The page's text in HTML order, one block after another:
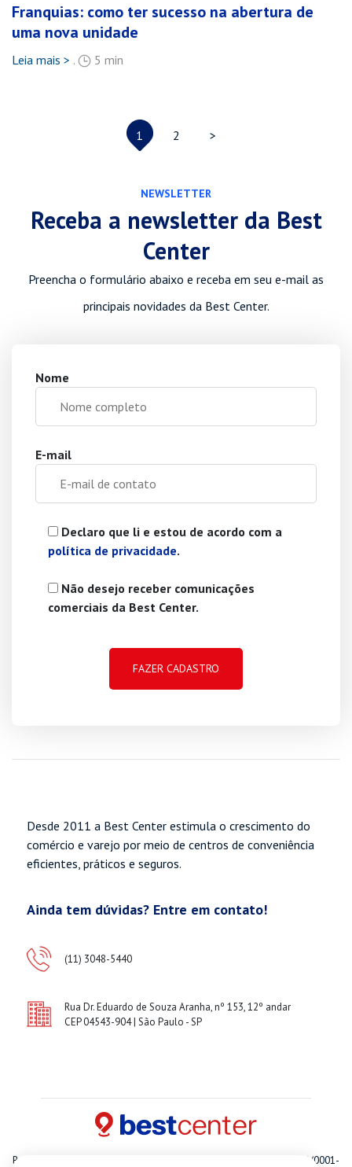
Franquias: como ter sucesso na abertura de
uma nova unidade
Leia mais > . 5 min
1 2 >
NEWSLETTER
Receba a newsletter da Best
Center
Preencha o formulário abaixo e receba em seu e-mail as
principais novidades da Best Center.
Nome
E-mail
Declaro que li e estou de acordo com a
política de privacidade.
Não desejo receber comunicações
comerciais da Best Center.
Desde 2011 a Best Center estimula o crescimento do
comércio e varejo por meio de centros de conveniência
eficientes, práticos e seguros.
Ainda tem dúvidas? Entre em contato!
(11) 3048-5440
Rua Dr. Eduardo de Souza Aranha, nº 153, 12º andar
CEP 04543-904 | São Paulo - SP
Best Center Empreendimentos E Participacoes S.A. CNPJ 14.576.758/0001-